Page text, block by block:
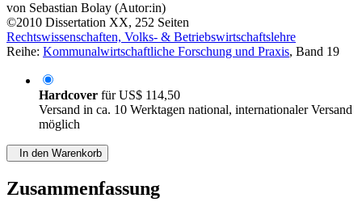
von Sebastian Bolay (Autor:in)
©2010 Dissertation XX, 252 Seiten
Rechtswissenschaften, Volks- & Betriebswirtschaftslehre
Reihe: Kommunalwirtschaftliche Forschung und Praxis, Band 19
Hardcover fürUS$ 114,50
Versand in ca. 10 Werktagen national, internationaler Versand
möglich
In den Warenkorb
Zusammenfassung